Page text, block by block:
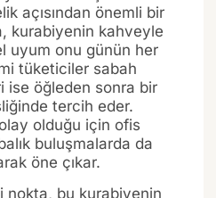
açısından önemli bir
kurabiyenin kahveyle
uyum onu günün her
tüketiciler sabah
ise öğleden sonra bir
tercih eder.
olduğu için ofis
buluşmalarda da
öne çıkar.
nokta, bu kurabiyenin